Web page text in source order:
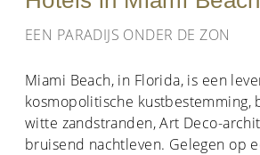
EEN PARADIJS ONDER DE ZON
Miami Beach, in Florida, is een
kosmopolitische kustbestemming,
witte zandstranden, Art Deco-
bruisend nachtleven. Gelegen op